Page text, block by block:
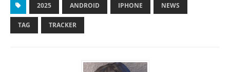
2025 ANDROID IPHONE NEWS
TAG TRACKER